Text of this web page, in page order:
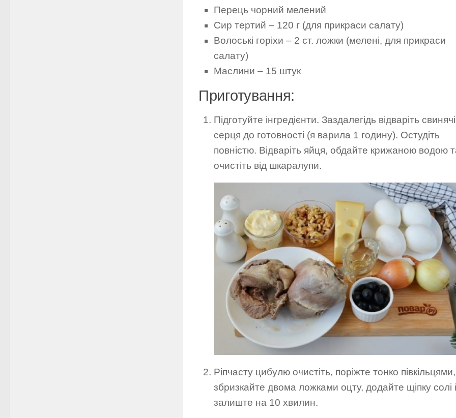
Перець чорний мелений
Сир тертий – 120 г (для прикраси салату)
Волоські горіхи – 2 ст. ложки (мелені, для прикраси
салату)
Маслини – 15 штук
Приготування:
Підготуйте інгредієнти. Заздалегідь відваріть свинячі
серця до готовності (я варила 1 годину). Остудіть
повністю. Відваріть яйця, обдайте крижаною водою
очистіть від шкаралупи.
Ріпчасту цибулю очистіть, поріжте тонко півкільцями,
збризкайте двома ложками оцту, додайте щіпку солі
залиште на 10 хвилин.